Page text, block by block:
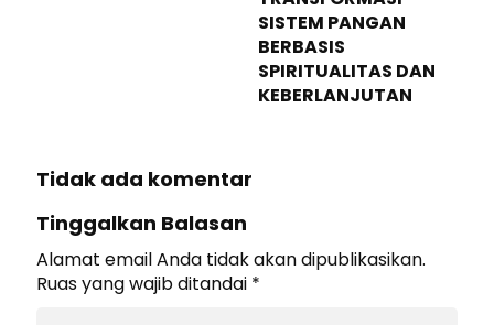
SISTEM PANGAN
BERBASIS
SPIRITUALITAS DAN
KEBERLANJUTAN
Tidak ada komentar
Tinggalkan Balasan
Alamat email Anda tidak akan dipublikasikan.
Ruas yang wajib ditandai *